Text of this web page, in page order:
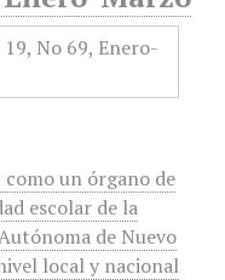
un órgano de
escolar de la
de Nuevo
local y nacional